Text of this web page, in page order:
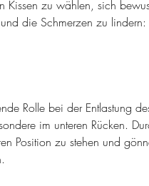
Kissen zu wählen, sich
die Schmerzen zu
Rolle bei der Entlastung
im unteren Rücken.
Position zu stehen und